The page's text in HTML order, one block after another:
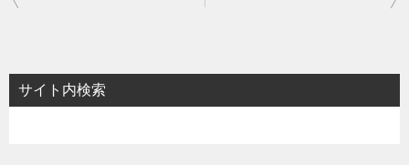
ビ
ゲ
サイト内検索